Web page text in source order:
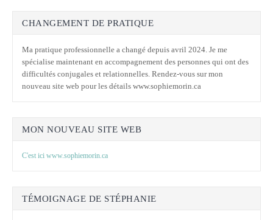
CHANGEMENT DE PRATIQUE
Ma pratique professionnelle a changé depuis avril 2024. Je me
spécialise maintenant en accompagnement des personnes qui ont des
difficultés conjugales et relationnelles. Rendez-vous sur mon
nouveau site web pour les détails www.sophiemorin.ca
MON NOUVEAU SITE WEB
C'est ici www.sophiemorin.ca
TÉMOIGNAGE DE STÉPHANIE